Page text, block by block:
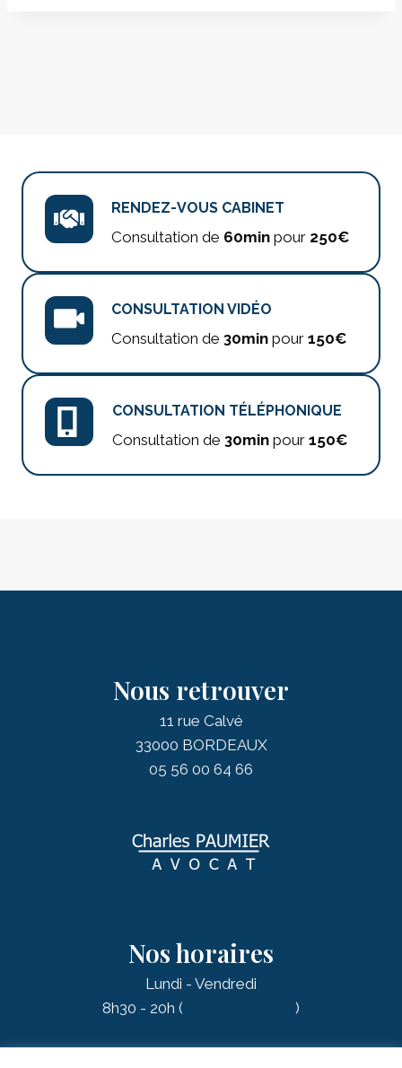
RENDEZ-VOUS CABINET
Consultation de 60min pour 250€
CONSULTATION VIDÉO
Consultation de 30min pour 150€
CONSULTATION TÉLÉPHONIQUE
Consultation de 30min pour 150€
Nous retrouver
11 rue Calvé
33000 BORDEAUX
05 56 00 64 66
Nos horaires
Lundi - Vendredi
8h30 - 20h (
)